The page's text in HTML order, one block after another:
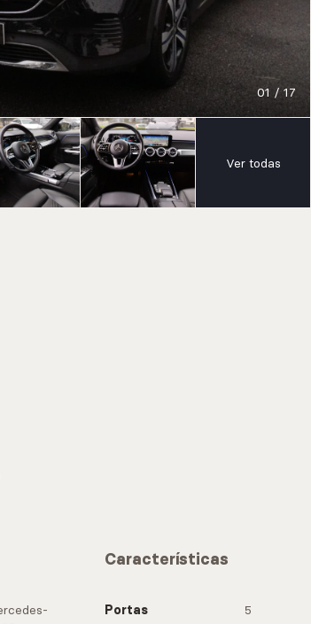
01 / 17
Ver todas
Características
Portas
5
CARREGAR MAIS
Marcas